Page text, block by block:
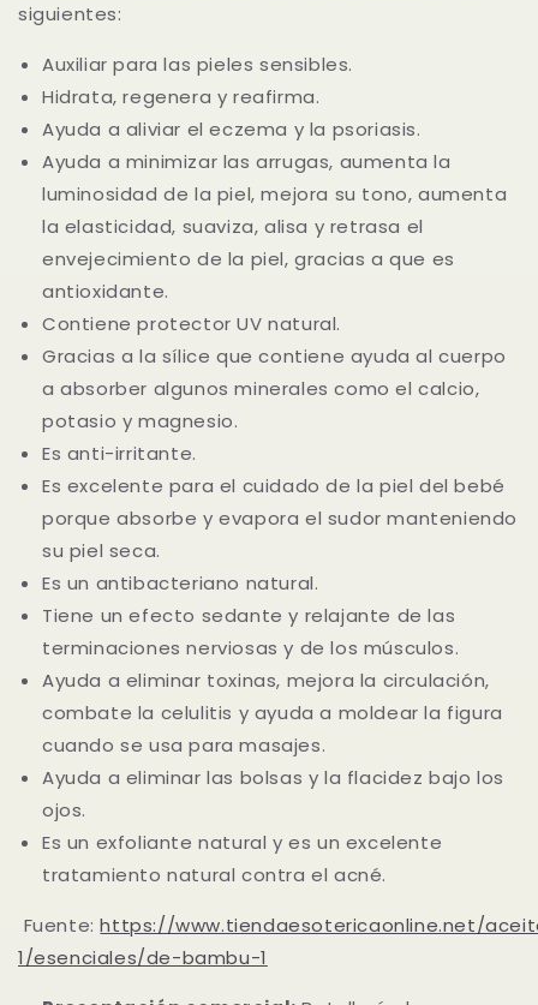
siguientes:
Auxiliar para las pieles sensibles.
Hidrata, regenera y reafirma.
Ayuda a aliviar el eczema y la psoriasis.
Ayuda a minimizar las arrugas, aumenta la
luminosidad de la piel, mejora su tono, aumenta
la elasticidad, suaviza, alisa y retrasa el
envejecimiento de la piel, gracias a que es
antioxidante.
Contiene protector UV natural.
Gracias a la sílice que contiene ayuda al cuerpo
a absorber algunos minerales como el calcio,
potasio y magnesio.
Es anti-irritante.
Es excelente para el cuidado de la piel del bebé
porque absorbe y evapora el sudor manteniendo
su piel seca.
Es un antibacteriano natural.
Tiene un efecto sedante y relajante de las
terminaciones nerviosas y de los músculos.
Ayuda a eliminar toxinas, mejora la circulación,
combate la celulitis y ayuda a moldear la figura
cuando se usa para masajes.
Ayuda a eliminar las bolsas y la flacidez bajo los
ojos.
Es un exfoliante natural y es un excelente
tratamiento natural contra el acné.
Fuente:https://www.tiendaesotericaonline.net/
1/esenciales/de-bambu-1